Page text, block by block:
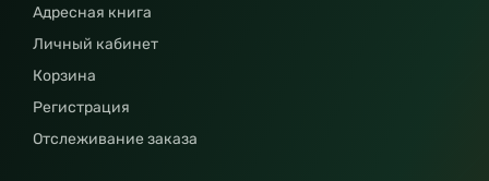
Адресная книга
Личный кабинет
Корзина
Регистрация
Отслеживание заказа